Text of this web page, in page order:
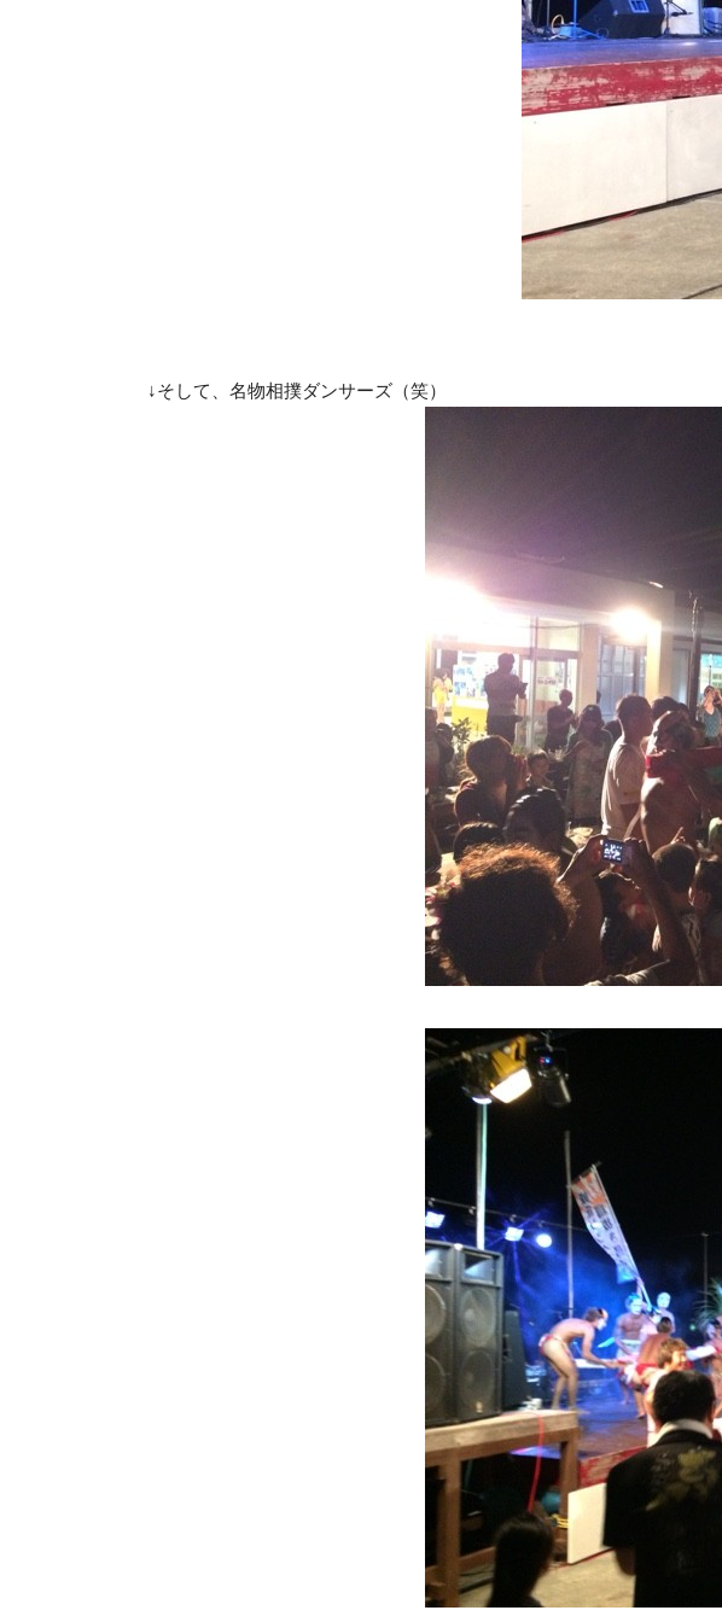
↓そして、名物相撲ダンサーズ（笑）